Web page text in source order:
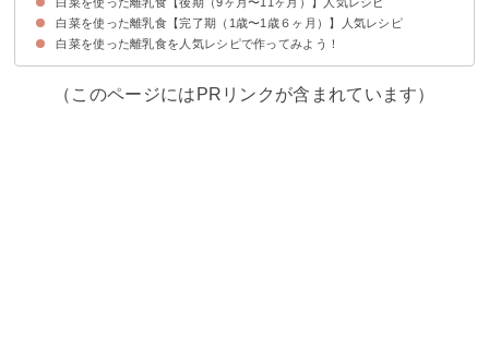
①白菜とじゃがいものツナ煮
②レンジで簡単に作れる手づかみ豆腐白菜
③手づかみで食べやすい白菜としらす納豆のおやき
④手づかみで栄養満点なツナ入りお好み焼き
⑤白菜とにんじんの煮込みうどん
⑥冷凍ストックにもおすすめな白菜のお浸し
⑦レンジで簡単手づかみ肉まん
⑧魚と豆腐のハンバーグおやき
⑨手づかみロール白菜
⑩白菜と鶏つみれのスープ
⑪鱈と白菜のミルク煮
⑫手づかみで人気白菜とそうめんのおやき
白菜を使った離乳食【完了期（1歳〜1歳６ヶ月）】人気レシピ
①具沢山の手づかみおやきご飯
②肉団子スープ
③ストックで簡単白菜と鮭と豆腐の手づかみシュウマイ
④冷凍ストックにおすすめのミニ餃子
⑤茹で卵と野菜のっけ丼
⑥レンジで簡単鮭と白菜のホイル焼き風
⑦栄養満点手づかみツナチヂミ
⑧人気の野菜と豚肉の味噌炒め
⑨人気の中華丼
⑩うどん餃子
白菜を使った離乳食を人気レシピで作ってみよう！
（このページにはPRリンクが含まれています）